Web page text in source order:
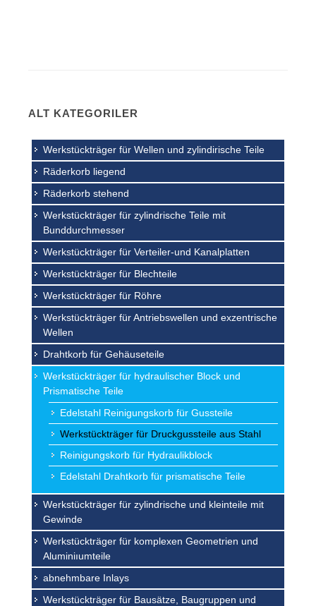
ALT KATEGORILER
Werkstückträger für Wellen und zylindirische Teile
Räderkorb liegend
Räderkorb stehend
Werkstückträger für zylindrische Teile mit
Bunddurchmesser
Werkstückträger für Verteiler-und Kanalplatten
Werkstückträger für Blechteile
Werkstückträger für Röhre
Werkstückträger für Antriebswellen und exzentrische
Wellen
Drahtkorb für Gehäuseteile
Werkstückträger für hydraulischer Block und
Prismatische Teile
Edelstahl Reinigungskorb für Gussteile
Werkstückträger für Druckgussteile aus Stahl
Reinigungskorb für Hydraulikblock
Edelstahl Drahtkorb für prismatische Teile
Werkstückträger für zylindrische und kleinteile mit
Gewinde
Werkstückträger für komplexen Geometrien und
Aluminiıumteile
abnehmbare Inlays
Werkstückträger für Bausätze, Baugruppen und